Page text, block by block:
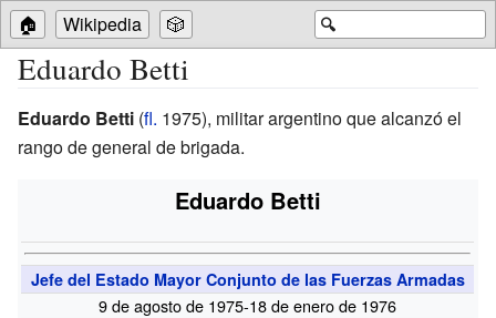
🔍
🏠 Wikipedia 🎲
Eduardo Betti
Eduardo Betti (fl. 1975), militar argentino que alcanzó el
rango de general de brigada.
Eduardo Betti
Jefe del Estado Mayor Conjunto de las Fuerzas Armadas
9 de agosto de 1975-18 de enero de 1976